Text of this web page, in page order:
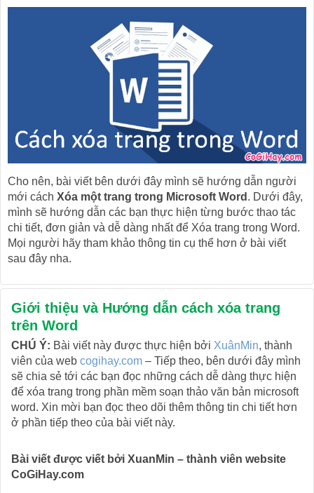
Cho nên, bài viết bên dưới đây mình sẽ hướng dẫn người
mới cách Xóa một trang trong Microsoft Word . Dưới đây,
mình sẽ hướng dẫn các bạn thực hiện từng bước thao tác
chi tiết, đơn giản và dễ dàng nhất để Xóa trang trong Word.
Mọi người hãy tham khảo thông tin cụ thể hơn ở bài viết
sau đây nha.
Giới thiệu và Hướng dẫn cách xóa trang
trên Word
CHÚ Ý: Bài viết này được thực hiện bởi XuânMin, thành
viên của web cogihay.com – Tiếp theo, bên dưới đây mình
sẽ chia sẻ tới các bạn đọc những cách dễ dàng thực hiện
để xóa trang trong phần mềm soạn thảo văn bản microsoft
word. Xin mời bạn đọc theo dõi thêm thông tin chi tiết hơn
ở phần tiếp theo của bài viết này.
Bài viết được viết bởi XuanMin – thành viên website
CoGiHay.com